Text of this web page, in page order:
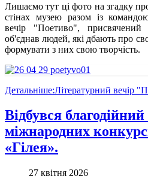
Лишаємо тут ці фото на згадку
стінах музею разом із
вечір "Поетиво", присвячений
об'єднав людей, які дбають про
формувати з них свою творчість.
Детальніше:Літературний вечір
Відбувся
міжнародних
«Гілея».
27 квітня 2026